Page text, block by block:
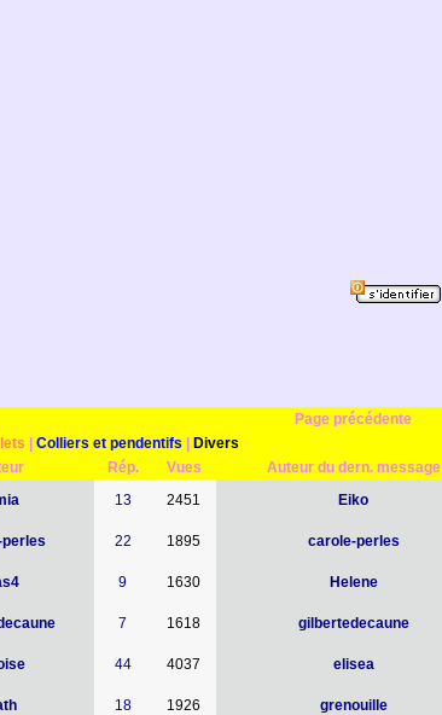
Page précédente
Colliers et pendentifs
Divers
Rép. Vues Auteur du dern. message
13 2451 Eiko
22 1895 carole-perles
9 1630 Helene
7 1618 gilbertedecaune
44 4037 elisea
18 1926 grenouille